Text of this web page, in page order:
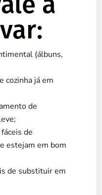
(álbuns,
cozinha já em
de
de
estejam em bom
de substituir em